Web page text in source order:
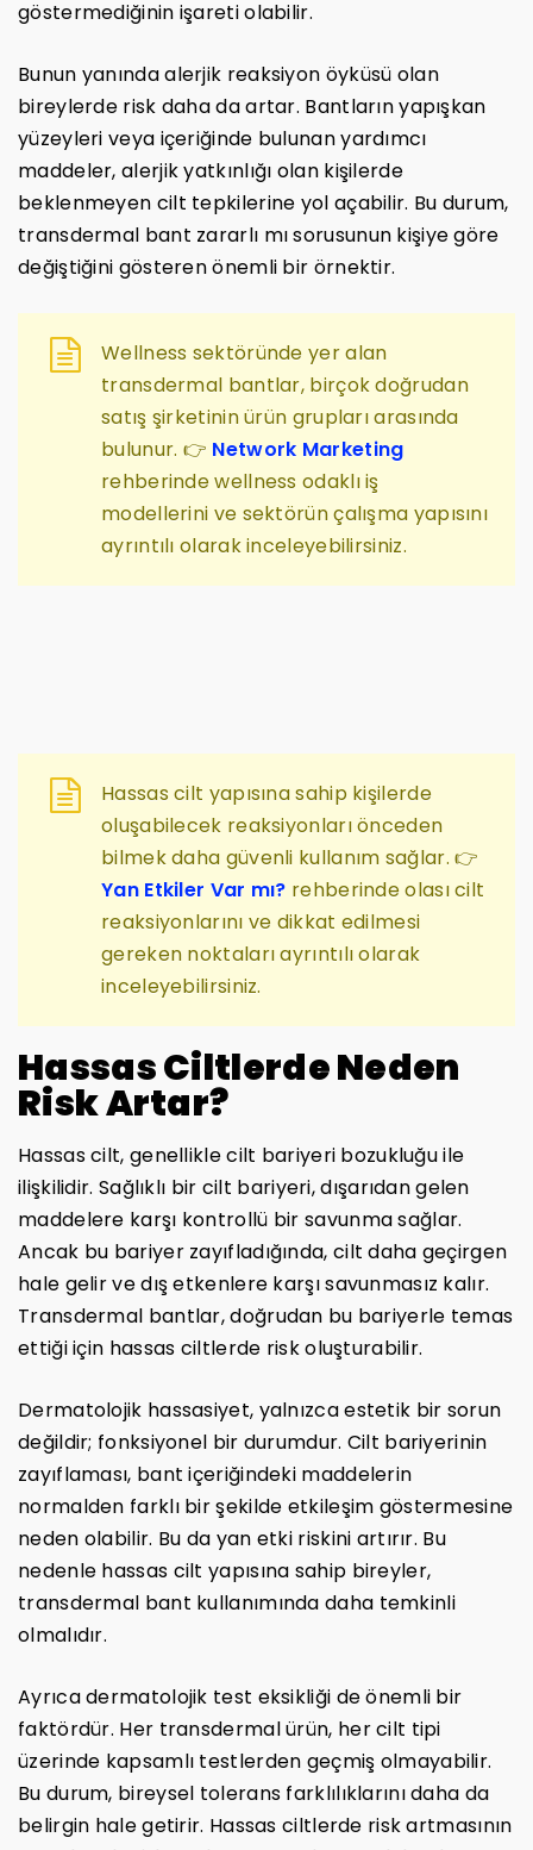
göstermediğinin işareti olabilir.
Bunun yanında alerjik reaksiyon öyküsü olan
bireylerde risk daha da artar. Bantların yapışkan
yüzeyleri veya içeriğinde bulunan yardımcı
maddeler, alerjik yatkınlığı olan kişilerde
beklenmeyen cilt tepkilerine yol açabilir. Bu durum,
transdermal bant zararlı mı sorusunun kişiye göre
değiştiğini gösteren önemli bir örnektir.
Wellness sektöründe yer alan
transdermal bantlar, birçok doğrudan
satış şirketinin ürün grupları arasında
bulunur. 👉 Network Marketing
rehberinde wellness odaklı iş
modellerini ve sektörün çalışma yapısını
ayrıntılı olarak inceleyebilirsiniz.
Hassas cilt yapısına sahip kişilerde
oluşabilecek reaksiyonları önceden
bilmek daha güvenli kullanım sağlar. 👉
Yan Etkiler Var mı? rehberinde olası cilt
reaksiyonlarını ve dikkat edilmesi
gereken noktaları ayrıntılı olarak
inceleyebilirsiniz.
Hassas Ciltlerde Neden
Risk Artar?
Hassas cilt, genellikle cilt bariyeri bozukluğu ile
ilişkilidir. Sağlıklı bir cilt bariyeri, dışarıdan gelen
maddelere karşı kontrollü bir savunma sağlar.
Ancak bu bariyer zayıfladığında, cilt daha geçirgen
hale gelir ve dış etkenlere karşı savunmasız kalır.
Transdermal bantlar, doğrudan bu bariyerle temas
ettiği için hassas ciltlerde risk oluşturabilir.
Dermatolojik hassasiyet, yalnızca estetik bir sorun
değildir; fonksiyonel bir durumdur. Cilt bariyerinin
zayıflaması, bant içeriğindeki maddelerin
normalden farklı bir şekilde etkileşim göstermesine
neden olabilir. Bu da yan etki riskini artırır. Bu
nedenle hassas cilt yapısına sahip bireyler,
transdermal bant kullanımında daha temkinli
olmalıdır.
Ayrıca dermatolojik test eksikliği de önemli bir
faktördür. Her transdermal ürün, her cilt tipi
üzerinde kapsamlı testlerden geçmiş olmayabilir.
Bu durum, bireysel tolerans farklılıklarını daha da
belirgin hale getirir. Hassas ciltlerde risk artmasının